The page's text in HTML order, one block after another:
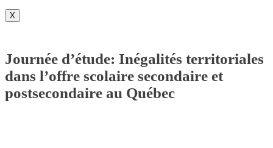
X
Journée d’étude: Inégalités territoriales
dans l’offre scolaire secondaire et
postsecondaire au Québec